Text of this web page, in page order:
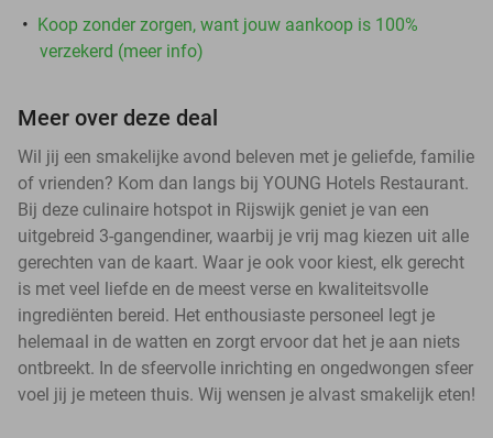
Koop zonder zorgen, want jouw aankoop is 100%
verzekerd (meer info)
Meer over deze deal
Wil jij een smakelijke avond beleven met je geliefde, familie
of vrienden? Kom dan langs bij YOUNG Hotels Restaurant.
Bij deze culinaire hotspot in Rijswijk geniet je van een
uitgebreid 3-gangendiner, waarbij je vrij mag kiezen uit alle
gerechten van de kaart. Waar je ook voor kiest, elk gerecht
is met veel liefde en de meest verse en kwaliteitsvolle
ingrediënten bereid. Het enthousiaste personeel legt je
helemaal in de watten en zorgt ervoor dat het je aan niets
ontbreekt. In de sfeervolle inrichting en ongedwongen sfeer
voel jij je meteen thuis. Wij wensen je alvast smakelijk eten!